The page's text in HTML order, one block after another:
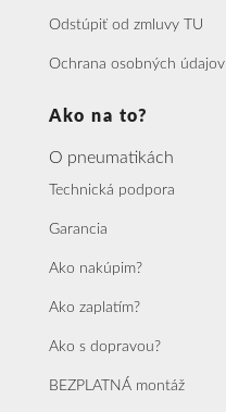
Odstúpiť od zmluvy TU
Ochrana osobných údajov
Ako na to?
O pneumatikách
Technická podpora
Garancia
Ako nakúpim?
Ako zaplatím?
Ako s dopravou?
BEZPLATNÁ montáž